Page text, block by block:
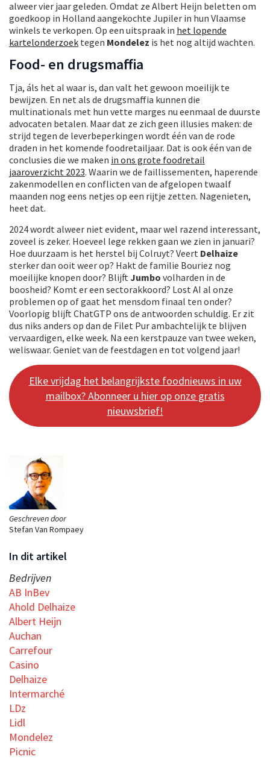
Geschreven door
Stefan Van Rompaey
In dit artikel
Bedrijven
AB InBev
Ahold Delhaize
Albert Heijn
Auchan
Carrefour
Casino
Delhaize
Intermarché
LDz
Lidl
Mondelez
Picnic
alweer vier jaar geleden. Omdat ze Albert Heijn beletten om
goedkoop in Holland aangekochte Jupiler in hun Vlaamse
winkels te verkopen. Op een uitspraak in het lopende
kartelonderzoek tegen Mondelez is het nog altijd wachten.
Food- en drugsmaffia
Tja, áls het al waar is, dan valt het gewoon moeilijk te
bewijzen. En net als de drugsmaffia kunnen die
multinationals met hun vette marges nu eenmaal de duurste
advocaten betalen. Maar dat ze zich geen illusies maken: de
strijd tegen de leverbeperkingen wordt één van de rode
draden in het komende foodretailjaar. Dat is ook één van de
conclusies die we maken in ons grote foodretail
jaaroverzicht 2023. Waarin we de faillissementen, haperende
zakenmodellen en conflicten van de afgelopen twaalf
maanden nog eens netjes op een rijtje zetten. Nagenieten,
heet dat.
2024 wordt alweer niet evident, maar wel razend interessant,
zoveel is zeker. Hoeveel lege rekken gaan we zien in januari?
Hoe duurzaam is het herstel bij Colruyt? Veert Delhaize
sterker dan ooit weer op? Hakt de familie Bouriez nog
moeilijke knopen door? Blijft Jumbo volharden in de
boosheid? Komt er een sectorakkoord? Lost AI al onze
problemen op of gaat het mensdom finaal ten onder?
Voorlopig blijft ChatGTP ons de antwoorden schuldig. Er zit
dus niks anders op dan de Filet Pur ambachtelijk te blijven
vervaardigen, elke week. Na een kerstpauze van twee weken,
weliswaar. Geniet van de feestdagen en tot volgend jaar!
Elke vrijdag het belangrijkste foodnieuws in uw
mailbox? Abonneer u hier op onze gratis
nieuwsbrief!